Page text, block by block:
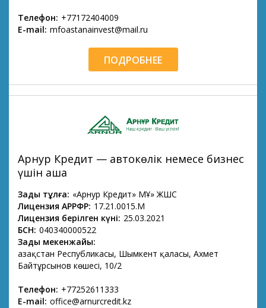
Телефон: +77172404009
E-mail: mfoastanainvest@mail.ru
ПОДРОБНЕЕ
Арнур Кредит — автокөлік немесе бизнес
үшін ақша
Заңды тұлға: «Арнур Кредит» МҚҰ» ЖШС
Лицензия АРРФР: 17.21.0015.М
Лицензия берілген күні: 25.03.2021
БСН: 040340000522
Заңды мекенжайы:
Қазақстан Республикасы, Шымкент қаласы, Ахмет
Байтұрсынов көшесі, 10/2
Телефон: +77252611333
E-mail: office@arnurcredit.kz